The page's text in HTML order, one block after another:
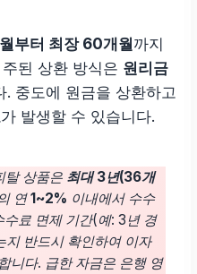
부터 최장 60개월 까지
된 상환 방식은 원리금
. 중도에 원금을 상환하고
가 발생할 수 있습니다.
탈 상품은 최대 3년(36개
연1~2% 이내에서 수수
수료 면제 기간(예: 3년 경
지 반드시 확인하여 이자
니다. 급한 자금은 은행 영